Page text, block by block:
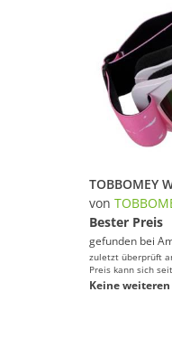
von
Bester Preis
gefunden bei
zuletzt überprüft
Preis kann sich
Keine